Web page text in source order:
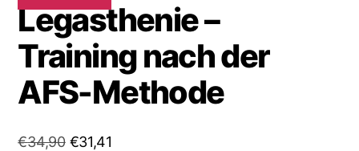
Legasthenie –
Training nach der
AFS-Methode
€34,90 Ursprünglicher
€31,41